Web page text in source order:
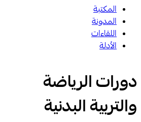
المكتبة
المدونة
اللقاءات
الأدلة
دوراتالرياضة
والتربية البدنية